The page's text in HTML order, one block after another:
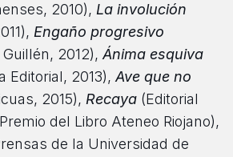
2010), La involución
Engaño progresivo
2012),Ánima esquiva
Editorial, 2013),Ave que no
2015), Recaya (Editorial
del Libro Ateneo Riojano),
de la Universidad de